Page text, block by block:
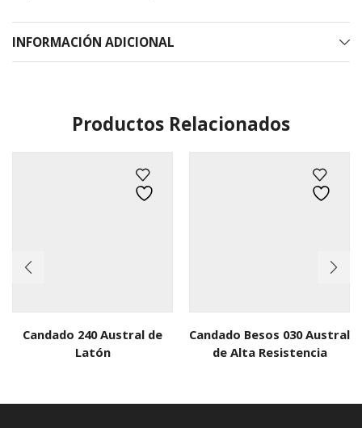
INFORMACIÓN ADICIONAL
Productos Relacionados
Candado 240 Austral de
Latón
Candado Besos 030 Austral
de Alta Resistencia